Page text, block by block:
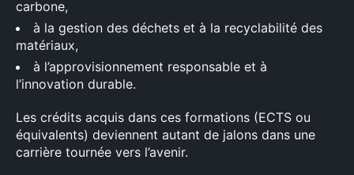
carbone,
à la gestion des déchets et à la recyclabilité des
matériaux,
à l’approvisionnement responsable et à
l’innovation durable.
Les crédits acquis dans ces formations (ECTS ou
équivalents) deviennent autant de jalons dans une
carrière tournée vers l’avenir.